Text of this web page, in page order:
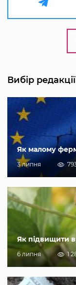
Вибір редакції
Як малому
3 липня
Як підвищити
6 липня 1